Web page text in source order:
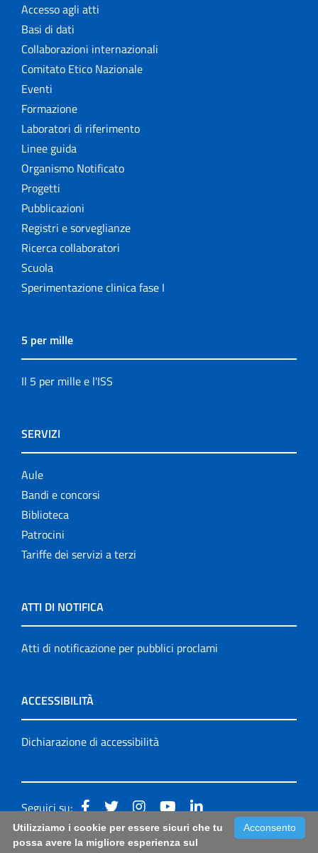
Accesso agli atti
Basi di dati
Collaborazioni internazionali
Comitato Etico Nazionale
Eventi
Formazione
Laboratori di riferimento
Linee guida
Organismo Notificato
Progetti
Pubblicazioni
Registri e sorveglianze
Ricerca collaboratori
Scuola
Sperimentazione clinica fase I
5 per mille
Il 5 per mille e l'ISS
SERVIZI
Aule
Bandi e concorsi
Biblioteca
Patrocini
Tariffe dei servizi a terzi
ATTI DI NOTIFICA
Atti di notificazione per pubblici proclami
ACCESSIBILITÀ
Dichiarazione di accessibilità
Seguici su:
Accessibilità: form di segnalazione di prima istanza per
Acconsento
Utilizziamo i cookie per essere sicuri che tu
possa avere la migliore esperienza sul